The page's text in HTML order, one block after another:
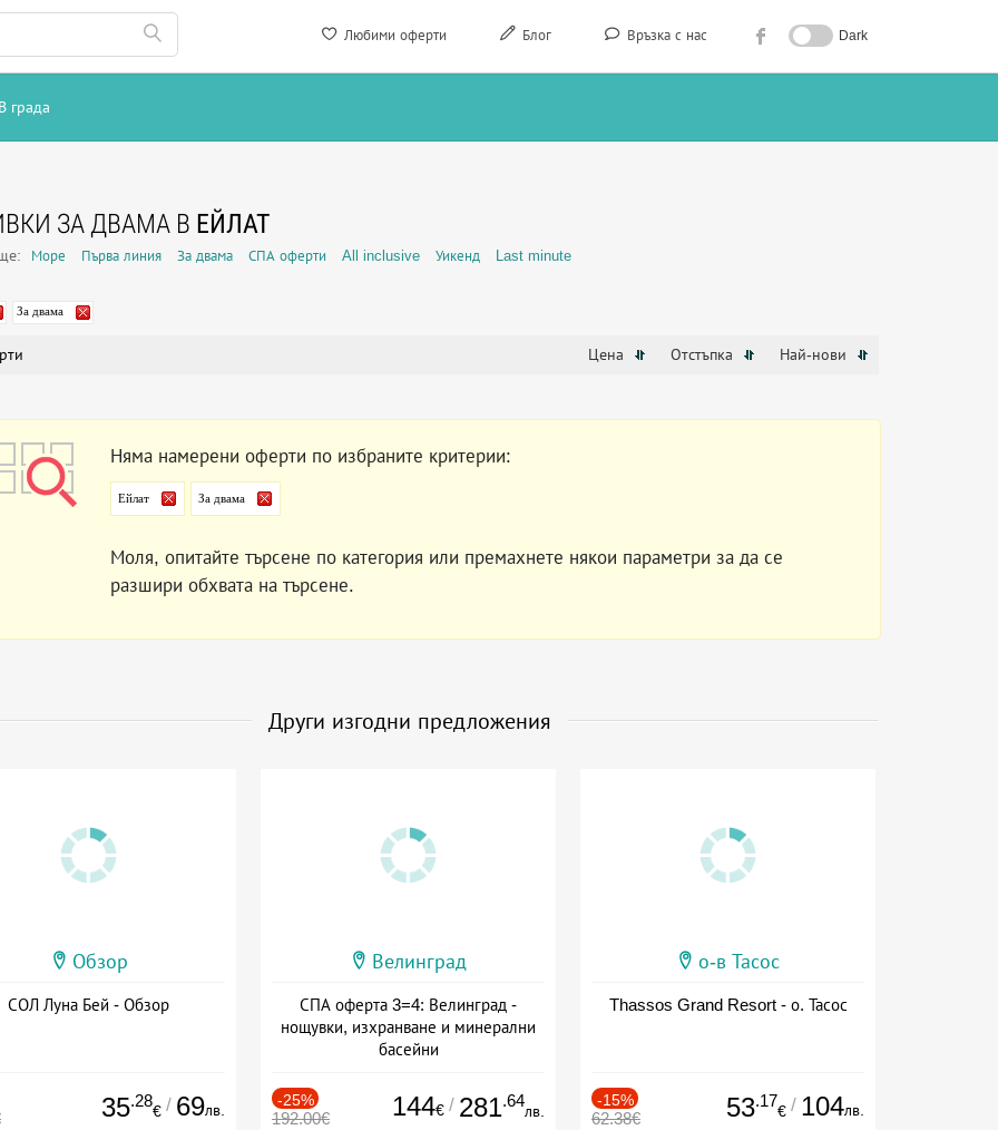
Любими оферти Блог Връзка с нас Dark
В града
ЗА ДВАМА В ЕЙЛАТ
Море Първа линия За двама СПА оферти All inclusive Уикенд Last minute
За двама
Цена Отстъпка Най-нови
Няма намерени оферти по избраните критерии:
Ейлат За двама
Моля, опитайте търсене по категория или премахнете някои параметри за да се
разшири обхвата на търсене.
Други изгодни предложения
Обзор
СОЛ Луна Бей - Обзор
35.28
€ / 69лв.
Велинград
СПА оферта 3=4: Велинград -
нощувки, изхранване и минерални
басейни
-25%
192.00€ 144€ / 281.64
лв.
о-в Тасос
Thassos Grand Resort - о. Тасос
-15%
62.38€ 53.17
€ / 104лв.